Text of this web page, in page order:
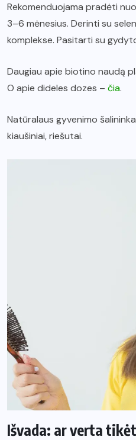
Rekomenduojama pradėti
3–6 mėnesius. Derinti su
komplekse. Pasitarti su
Daugiau apie biotino naudą
O apie dideles dozes – čia.
Natūralaus gyvenimo
kiaušiniai, riešutai.
Išvada: ar verta